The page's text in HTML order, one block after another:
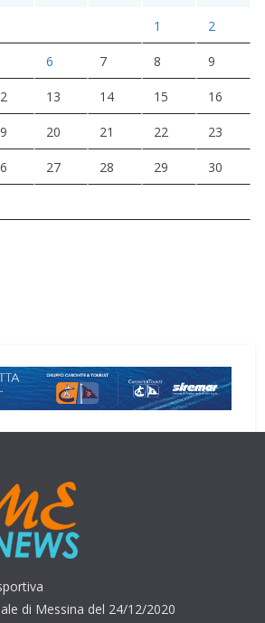
1 2
6 7 8 9
13 14 15 16
20 21 22 23
27 28 29 30
di Messina del 24/12/2020